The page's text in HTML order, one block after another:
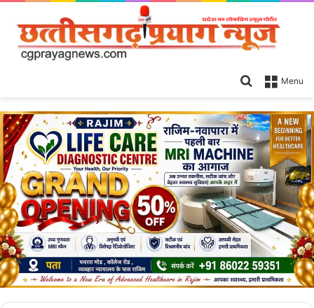
Menu
Search